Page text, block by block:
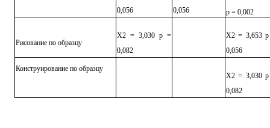
0,056
0,056
р = 0,002
Рисование по образцу
Х2 = 3,030 р =
0,082
Х2 = 3,653
0,056
Конструирование по образцу
Х2 = 3,030
0,082